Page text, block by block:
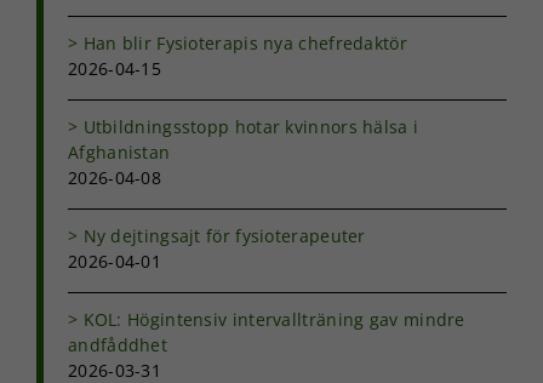
Han blir Fysioterapis nya chefredaktör
2026-04-15
Utbildningsstopp hotar kvinnors hälsa i
Afghanistan
2026-04-08
Ny dejtingsajt för fysioterapeuter
2026-04-01
KOL: Högintensiv intervallträning gav mindre
andfåddhet
2026-03-31
prestera så
ditt besök.
Om du nekar
de här
kommer viss
funktionalitet